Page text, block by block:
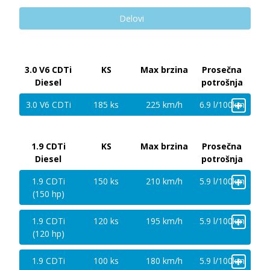
Delovi
3.0 V6 CDTi
Diesel
KS Max brzina
Prosečna
potrošnja
3.0 V6 CDTi
185 ks 225 km/h 6.9 l/100km
+
1.9 CDTi
Diesel
KS Max brzina
Prosečna
potrošnja
1.9 CDTi
(150 hp)
150 ks 210 km/h 5.9 l/100km
+
1.9 CDTi
(120 hp)
120 ks 195 km/h 5.9 l/100km
+
1.9 CDTi
100 ks 180 km/h 5.9 l/100km
+